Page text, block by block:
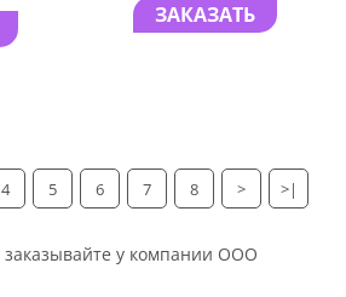
ЗАКАЗАТЬ
4 5 6 7 8 > >|
заказывайте у компании ООО